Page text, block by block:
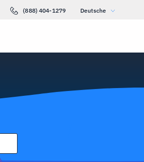
(888) 404-1279 Deutsche